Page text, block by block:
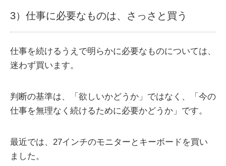
3）仕事に必要なものは、さっさと買う
仕事を続けるうえで明らかに必要なものについては、
迷わず買います。
判断の基準は、「欲しいかどうか」ではなく、「今の
仕事を無理なく続けるために必要かどうか」です。
最近では、27インチのモニターとキーボードを買い
ました。